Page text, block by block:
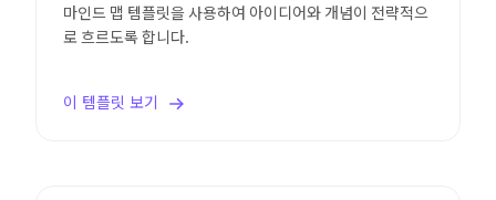
마인드 맵 템플릿을 사용하여 아이디어와 개념이 전략적으
로 흐르도록 합니다.
이 템플릿 보기